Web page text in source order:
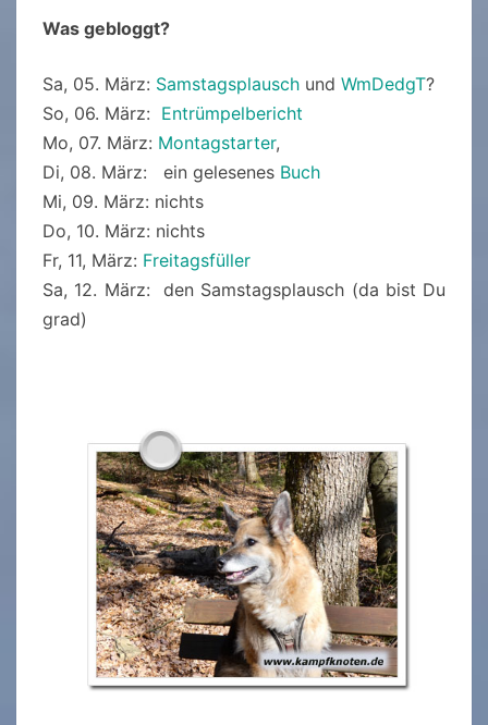
Was gebloggt?
Sa, 05. März: Samstagsplausch und WmDedgT?
So, 06. März: Entrümpelbericht
Mo, 07. März: Montagstarter,
Di, 08. März: ein gelesenes Buch
Mi, 09. März: nichts
Do, 10. März: nichts
Fr, 11, März: Freitagsfüller
Sa, 12. März: den Samstagsplausch (da bist Du
grad)